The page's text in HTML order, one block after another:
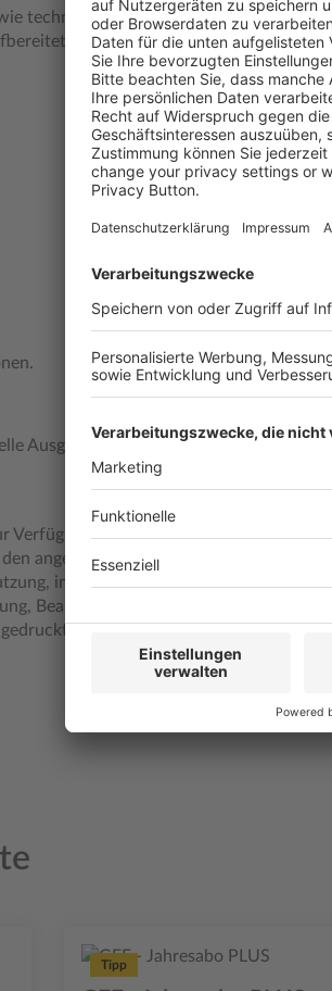
technische Neuheiten finden Sie in GFF
Ausgabe erhalten Sie rechts unter
Verfügung gestellte Download nur zum
angemeldeten Kunden verwendet
insbesondere die auch nur teilweise
Bearbeitung oder Weiterleitung an
Form – ist nur mit schriftlicher
Tipp